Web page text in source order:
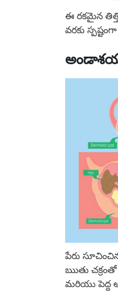
ఈ రకమైన
వరకు
అండాశయ
పేరు
ఋతు చక్రంతో
మరియు పెద్ద